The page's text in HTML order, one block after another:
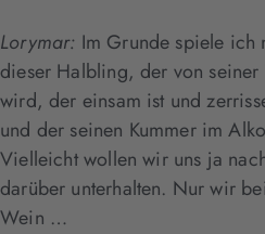
Lorymar: Im Grunde spiele
dieser Halbling, der von
wird, der einsam ist und
und der seinen Kummer im
Vielleicht wollen wir uns ja
darüber unterhalten. Nur wir
Wein …